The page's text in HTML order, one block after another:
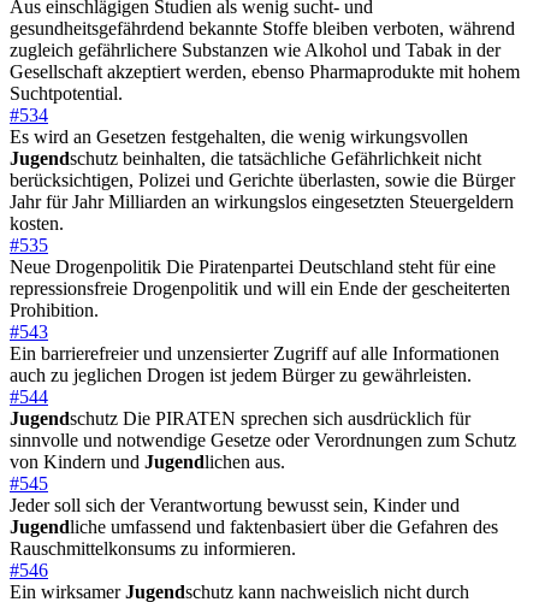
Aus einschlägigen Studien als wenig sucht- und
gesundheitsgefährdend bekannte Stoffe bleiben verboten, während
zugleich gefährlichere Substanzen wie Alkohol und Tabak in der
Gesellschaft akzeptiert werden, ebenso Pharmaprodukte mit hohem
Suchtpotential.
#534
Es wird an Gesetzen festgehalten, die wenig wirkungsvollen
Jugendschutz beinhalten, die tatsächliche Gefährlichkeit nicht
berücksichtigen, Polizei und Gerichte überlasten, sowie die Bürger
Jahr für Jahr Milliarden an wirkungslos eingesetzten Steuergeldern
kosten.
#535
Neue Drogenpolitik Die Piratenpartei Deutschland steht für eine
repressionsfreie Drogenpolitik und will ein Ende der gescheiterten
Prohibition.
#543
Ein barrierefreier und unzensierter Zugriff auf alle Informationen
auch zu jeglichen Drogen ist jedem Bürger zu gewährleisten.
#544
Jugendschutz Die PIRATEN sprechen sich ausdrücklich für
sinnvolle und notwendige Gesetze oder Verordnungen zum Schutz
von Kindern und Jugendlichen aus.
#545
Jeder soll sich der Verantwortung bewusst sein, Kinder und
Jugendliche umfassend und faktenbasiert über die Gefahren des
Rauschmittelkonsums zu informieren.
#546
Ein wirksamerJugendschutz kann nachweislich nicht durch